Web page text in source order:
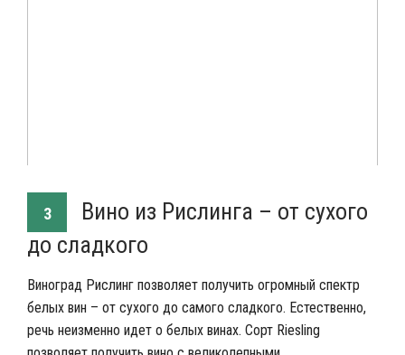
3
Вино из Рислинга – от сухого
до сладкого
Виноград Рислинг позволяет получить огромный спектр
белых вин – от сухого до самого сладкого. Естественно,
речь неизменно идет о белых винах. Сорт Riesling